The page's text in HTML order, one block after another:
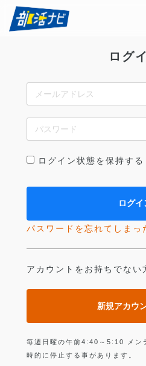
ログ
ログイン状態を保持する
パスワードを忘れてしまっ
アカウントをお持ちでない
新規アカウ
毎週日曜の午前4:40～5:10 メン
時的に停止する事があります。